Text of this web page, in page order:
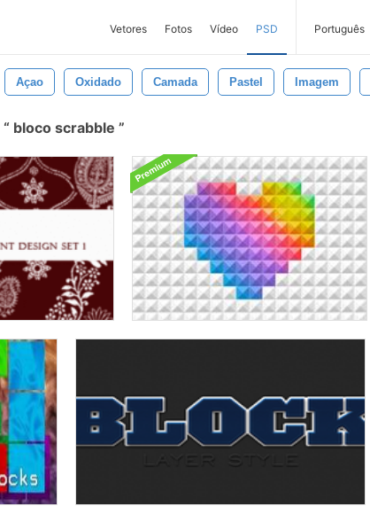
Vetores Fotos Vídeo PSD Português
Açao Oxidado Camada Pastel Imagem
bloco scrabble